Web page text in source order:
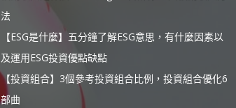
法
【ESG是什麼】五分鐘了解ESG意思，有什麼因素以
及運用ESG投資優點缺點
【投資組合】3個參考投資組合比例，投資組合優化6
部曲